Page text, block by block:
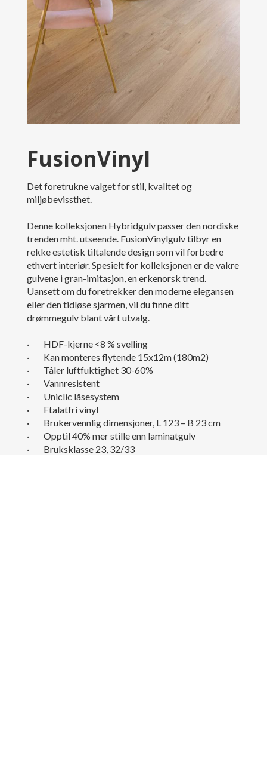
FusionVinyl
Det foretrukne valget for stil, kvalitet og
miljøbevissthet.
Denne kolleksjonen Hybridgulv passer den nordiske
trenden mht. utseende. FusionVinylgulv tilbyr en
rekke estetisk tiltalende design som vil forbedre
ethvert interiør. Spesielt for kolleksjonen er de vakre
gulvene i gran-imitasjon, en erkenorsk trend.
Uansett om du foretrekker den moderne elegansen
eller den tidløse sjarmen, vil du finne ditt
drømmegulv blant vårt utvalg.
· HDF-kjerne <8 % svelling
· Kan monteres flytende 15x12m (180m2)
· Tåler luftfuktighet 30-60%
· Vannresistent
· Uniclic låsesystem
· Ftalatfri vinyl
· Brukervennlig dimensjoner, L 123 – B 23 cm
· Opptil 40% mer stille enn laminatgulv
· Bruksklasse 23, 32/33